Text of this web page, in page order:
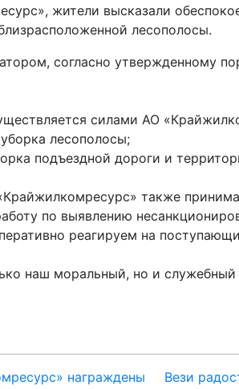
жители высказали
лесополосы.
согласно утвержденному
силами АО
лесополосы;
подъездной дороги и
также
по выявлению
реагируем на
наш моральный, но и служебный
награждены
Вези